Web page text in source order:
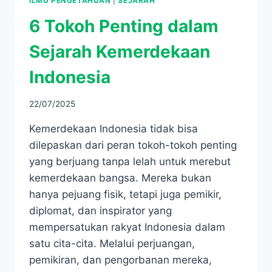
6 Tokoh Penting dalam
Sejarah Kemerdekaan
Indonesia
22/07/2025
Kemerdekaan Indonesia tidak bisa
dilepaskan dari peran tokoh-tokoh penting
yang berjuang tanpa lelah untuk merebut
kemerdekaan bangsa. Mereka bukan
hanya pejuang fisik, tetapi juga pemikir,
diplomat, dan inspirator yang
mempersatukan rakyat Indonesia dalam
satu cita-cita. Melalui perjuangan,
pemikiran, dan pengorbanan mereka,